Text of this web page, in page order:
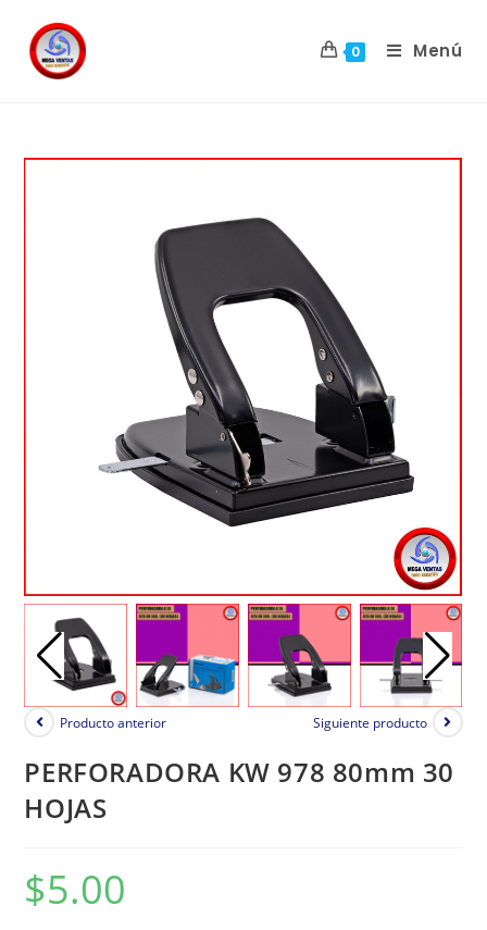
0 Menú
Producto anterior Siguiente producto
PERFORADORA KW 978 80mm 30
HOJAS
$5.00